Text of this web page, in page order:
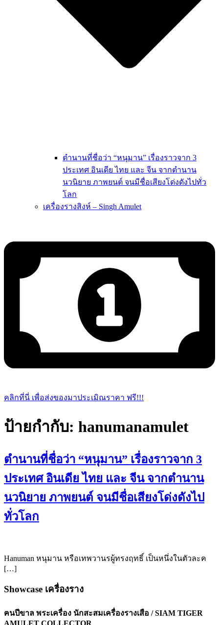
ตำนานที่ชื่อว่า “หนุมาน” เรื่องราวจาก 3
ประเทศ อินเดีย ไทย และ จีน จากตำนาน
นวนิยาย ภาพยนต์ จนมีชื่อเสียงโด่งดังไปทั่ว
โลก
เครื่องรางสิงห์ – Singh Amulet
คลิกที่นี่ เพื่อส่งของมาประเมิณราคา ฟรี!!!
ป้ายกำกับ: hanumanamulet
ตำนานที่ชื่อว่า “หนุมาน” เรื่องราวจาก 3
ประเทศ อินเดีย ไทย และ จีน จากตำนาน
นวนิยาย ภาพยนต์ จนมีชื่อเสียงโด่งดังไป
ทั่วโลก
Hanuman หนุมาน หรือเทพวานรผู้ทรงฤทธิ์ เป็นหนึ่งในตัวละค
[…]
Showcase เครื่องราง
ฅนปีขาล พระเครื่อง นักสะสมเครื่องรางเสือ / SIAM TIGER
AMULET COLLECTOR